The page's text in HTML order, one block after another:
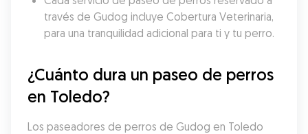
través de Gudog incluye Cobertura Veterinaria,
para una tranquilidad adicional para ti y tu perro.
¿Cuánto dura un paseo de perros
en Toledo?
Los paseadores de perros de Gudog en Toledo